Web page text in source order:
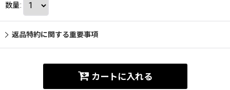
数量:
返品特約に関する重要事項
カートに入れる